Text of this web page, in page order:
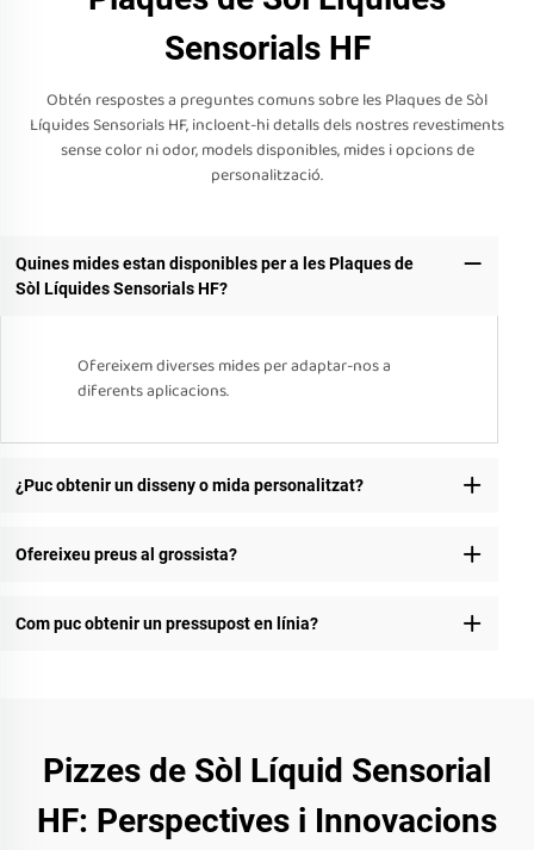
Sensorials HF
Obtén respostes a preguntes comuns sobre les Plaques de Sòl
Líquides Sensorials HF, incloent-hi detalls dels nostres revestiments
sense color ni odor, models disponibles, mides i opcions de
personalització.
Quines mides estan disponibles per a les Plaques de
Sòl Líquides Sensorials HF?
Ofereixem diverses mides per adaptar-nos a
diferents aplicacions.
¿Puc obtenir un disseny o mida personalitzat?
Ofereixeu preus al grossista?
Com puc obtenir un pressupost en línia?
Pizzes de Sòl Líquid Sensorial
HF: Perspectives i Innovacions